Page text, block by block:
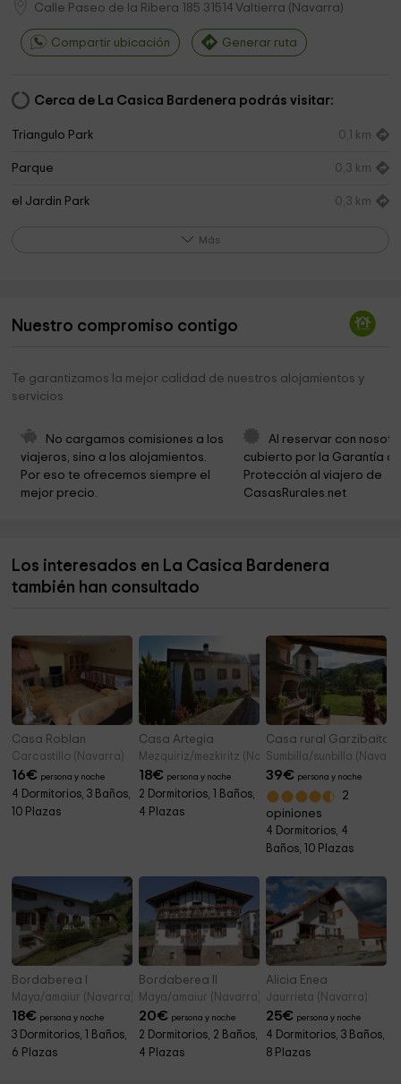
Calle Paseo de la Ribera 185 31514 Valtierra ( Navarra)
Compartir ubicación Generar ruta
Cerca de La Casica Bardenera podrás visitar:
Triangulo Park 0,1 km
Parque 0,3 km
el Jardin Park 0,3 km
Cementerio 4,4 km
Más
Nuestro compromiso contigo
Te garantizamos la mejor calidad de nuestros alojamientos y
servicios
No cargamos comisiones a los
viajeros, sino a los alojamientos.
Por eso te ofrecemos siempre el
mejor precio.
Al reservar con
cubierto por la Garantía
Protección al viajero de
CasasRurales.net
Los interesados en La Casica Bardenera
también han consultado
Casa Roblan
Carcastillo (Navarra)
16€ persona y noche
4 Dormitorios, 3 Baños,
10 Plazas
Casa Artegia
Mezquiriz/mezkiritz (Navarra)
18€ persona y noche
2 Dormitorios, 1 Baños,
4 Plazas
Casa rural Garzibaita
Sumbilla/sunbilla
39€ persona y noche
2
opiniones
4 Dormitorios, 4
Baños, 10 Plazas
Bordaberea I
Maya/amaiur (Navarra)
18€ persona y noche
3 Dormitorios, 1 Baños,
6 Plazas
Bordaberea II
Maya/amaiur (Navarra)
20€ persona y noche
2 Dormitorios, 2 Baños,
4 Plazas
Alicia Enea
Jaurrieta (Navarra)
25€ persona y noche
4 Dormitorios, 3 Baños,
8 Plazas